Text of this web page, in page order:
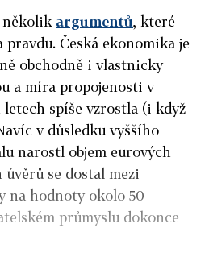
několik argumentů, které
Česká ekonomika je
obchodně i vlastnicky
a míra propojenosti v
spíše vzrostla (i když
v důsledku vyššího
narostl objem eurových
se dostal mezi
na hodnoty okolo 50
průmyslu dokonce